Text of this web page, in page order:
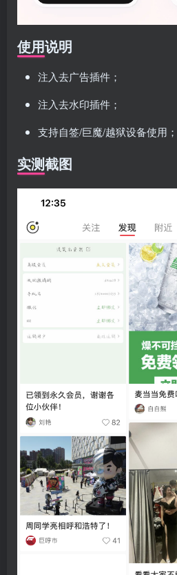
使用说明
注入去广告插件；
注入去水印插件；
支持自签/巨魔/越狱设备使用；
实测截图